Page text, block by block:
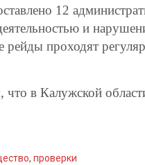
12
и
рейды проходят
что в Калужской
, проверки